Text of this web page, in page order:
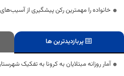
خانواده را مهمترین رکن پیشگیری از
پربازدیدترین ها
آمار روزانه مبتلایان به کرونا به تفکیک